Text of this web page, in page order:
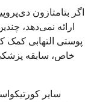
اگر بتامتازون
ارائه نمی‌دهد،
پوستی التهابی کمک
خاص، سابقه
سایر